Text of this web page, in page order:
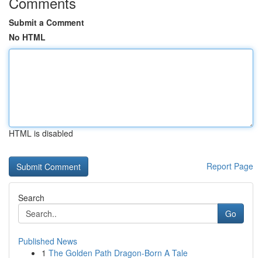
Submit a Comment
No HTML
HTML is disabled
Report Page
Search
Go
Published News
1 The Golden Path Dragon-Born A Tale